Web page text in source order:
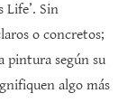
Life’. Sin
o concretos;
pintura según su
algo más